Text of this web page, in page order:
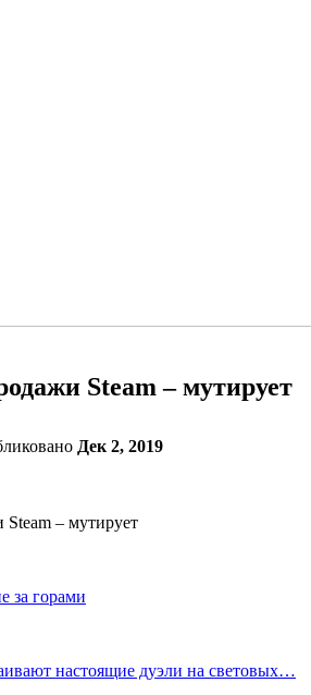
Steam – мутирует
Дек 2, 2019
за горами
настоящие дуэли на световых…